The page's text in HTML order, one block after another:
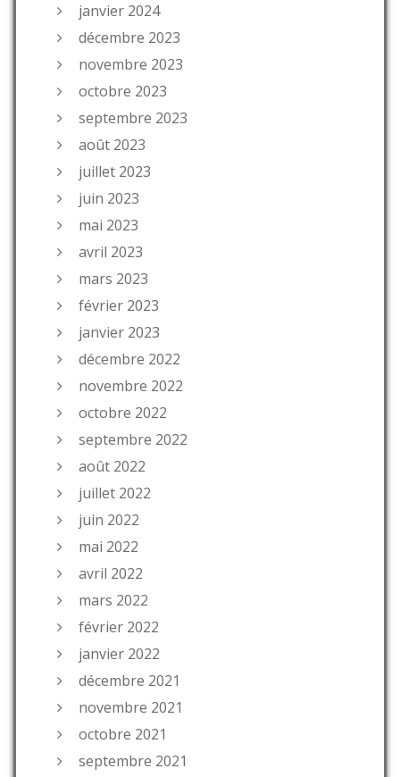
janvier 2024
décembre 2023
novembre 2023
octobre 2023
septembre 2023
août 2023
juillet 2023
juin 2023
mai 2023
avril 2023
mars 2023
février 2023
janvier 2023
décembre 2022
novembre 2022
octobre 2022
septembre 2022
août 2022
juillet 2022
juin 2022
mai 2022
avril 2022
mars 2022
février 2022
janvier 2022
décembre 2021
novembre 2021
octobre 2021
septembre 2021